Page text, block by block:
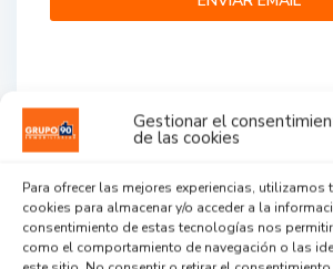
Gestionar el
de las cookies
Para ofrecer las mejores experiencias,
cookies para almacenar y/o acceder a la
consentimiento de estas tecnologías nos
como el comportamiento de navegación o las
...